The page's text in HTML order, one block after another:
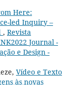
Here:
led Inquiry –
, Revista
Journal -
e Design -
Vídeo e Texto
às novas